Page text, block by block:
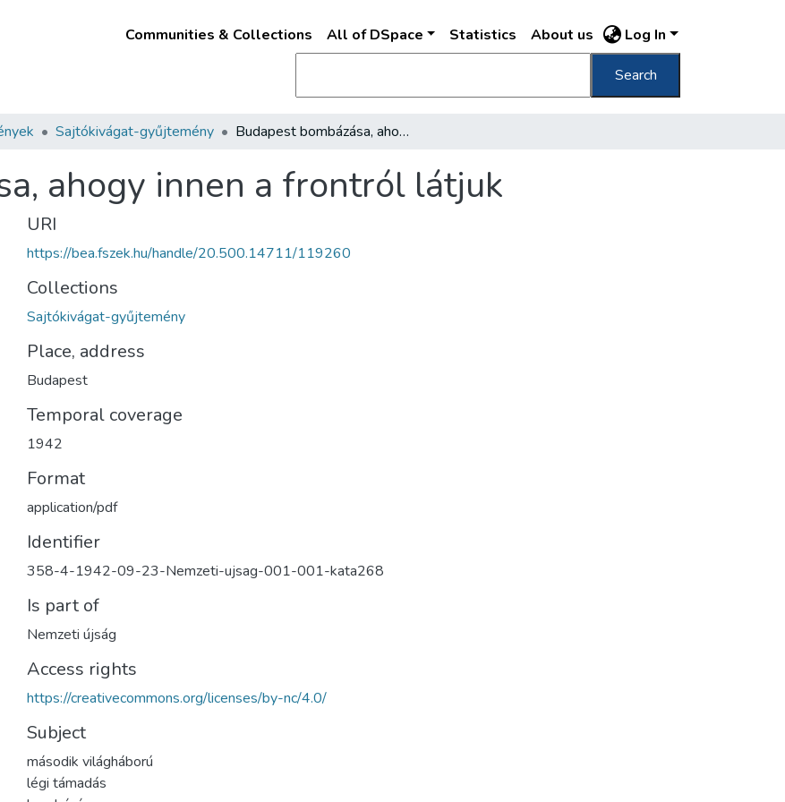
Communities & Collections All of DSpace Statistics About us Log In
Search
Sajtókivágat-gyűjtemény Budapest bombázása, ahogy innen a frontról látjuk
ahogy innen a frontról látjuk
URI
https://bea.fszek.hu/handle/20.500.14711/119260
Collections
Sajtókivágat-gyűjtemény
Place, address
Budapest
Temporal coverage
1942
Format
application/pdf
Identifier
358-4-1942-09-23-Nemzeti-ujsag-001-001-kata268
Is part of
Nemzeti újság
Access rights
https://creativecommons.org/licenses/by-nc/4.0/
Subject
második világháború
légi támadás